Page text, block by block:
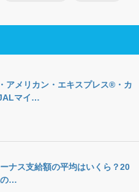
アメリカン・エキスプレス®・カ
マイ…
ーナス支給額の平均はいくら？20
の…